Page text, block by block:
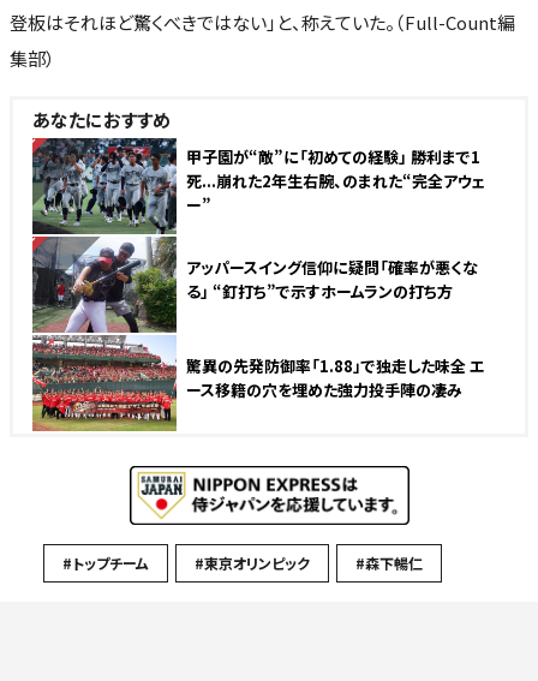
登板はそれほど驚くべきではない」と、称えていた。（Full-Count編
集部）
あなたにおすすめ
NEW
甲子園が“敵”に「初めての経験」 勝利まで1
死...崩れた2年生右腕、のまれた“完全アウェ
ー”
NEW
アッパースイング信仰に疑問「確率が悪くな
る」 “釘打ち”で示すホームランの打ち方
驚異の先発防御率「1.88」で独走した味全 エ
ース移籍の穴を埋めた強力投手陣の凄み
#トップチーム #東京オリンピック #森下暢仁